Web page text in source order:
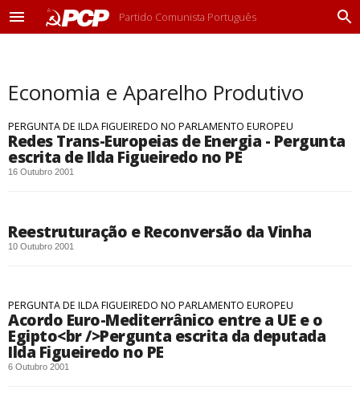
M
Partido Comunista Português
P
r
Economia e Aparelho Produtivo
PERGUNTA DE ILDA FIGUEIREDO NO PARLAMENTO EUROPEU
Redes Trans-Europeias de Energia - Pergunta
escrita de Ilda Figueiredo no PE
16 Outubro 2001
Reestruturação e Reconversão da Vinha
10 Outubro 2001
PERGUNTA DE ILDA FIGUEIREDO NO PARLAMENTO EUROPEU
Acordo Euro-Mediterrânico entre a UE e o
Egipto<br />Pergunta escrita da deputada
Ilda Figueiredo no PE
6 Outubro 2001